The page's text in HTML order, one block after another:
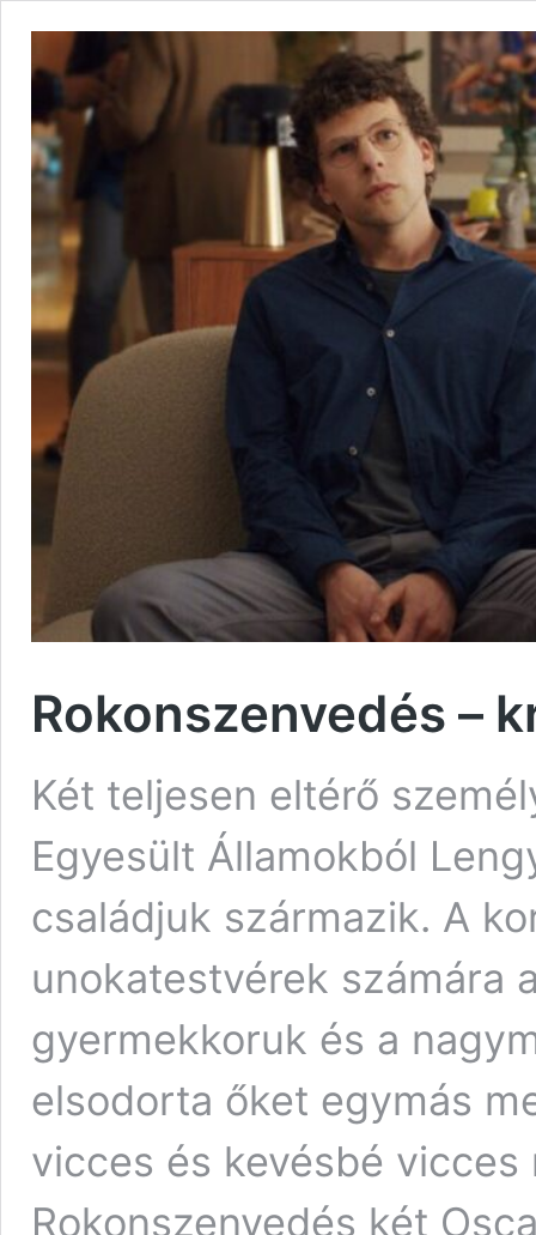
Rokonszenvedés –
Két teljesen eltérő
Egyesült Államokból
családjuk származik. A
unokatestvérek számára
gyermekkoruk és a
elsodorta őket egymás
vicces és kevésbé
Rokonszenvedés két